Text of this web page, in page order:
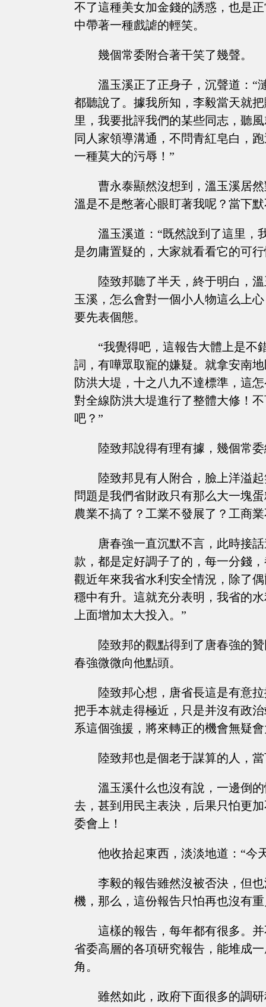
不了這種美女加金錢的誘惑，也是
中帶著一種戲謔的輕笑。
幾個常委附合著干笑了幾聲。
溫玉溪正了正身子，沉聲道：“
都聽說了。據我所知，李毅當天就
里，我要批評我們的某些同志，聽
同人家領導溝通，不問青紅皂白，
一種莫大的污辱！”
曹永泰顯然沒想到，溫玉溪居
溫是不是憋著心眼盯著我呢？當下
溫玉溪道：“既然說到了這里，
是勿庸置疑的，大家就看看它的可
陸致邦聽了半天，終于明白，
玉溪，怎么會對一個小人物這么上
要先表個態。
“我覺得吧，這報告大體上是不
詞，有嘩眾取寵的嫌疑。就拿安南
防洪大堤，十之八九不達標準，這
對全線防洪大堤進行了整體大修！
吧？”
陸致邦說得有理有據，幾個常
陸致邦見有人附合，臉上洋溢
問題是我們省財政只有那么大一塊
農業不搞了？工業不發展了？工商
唐春強一直沉默不言，此時接
款，都是定好調子了的，每一分錢
觀近年來我省水利安全情況，除了
穩中有升。這就充分表明，我省的
上面增加太大投入。”
陸致邦的觀點得到了唐春強的
春強微微向他點頭。
陸致邦心想，唐省長這是有意
把手本就走得極近，只是并沒有政
系這個強援，將來轉正的機會無疑
陸致邦也是個老于謀算的人，
溫玉溪什么也沒有說，一邊倒
去，甚到用民主表決，后果只怕更
委會上！
他收拾起東西，淡淡地道：“今
李毅的報告雖然沒被否決，但
機，那么，這份報告只怕再也沒有
這樣的報告，每年都有很多。
省委高層的各項研究報告，能堆成
角。
雖然如此，政府下面很多的調